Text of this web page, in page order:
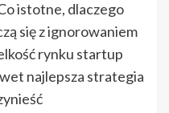
istotne, dlaczego
się z ignorowaniem
rynku startup
najlepsza strategia